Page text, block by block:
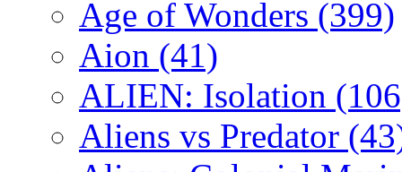
Age of Wonders (399)
Aion (41)
ALIEN: Isolation
Aliens vs Predator